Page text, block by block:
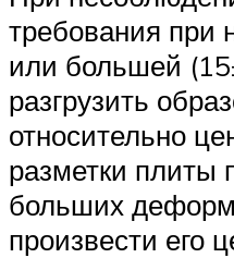
требования при
или большей
разгрузить
относительно
разметки плиты
больших
произвести его